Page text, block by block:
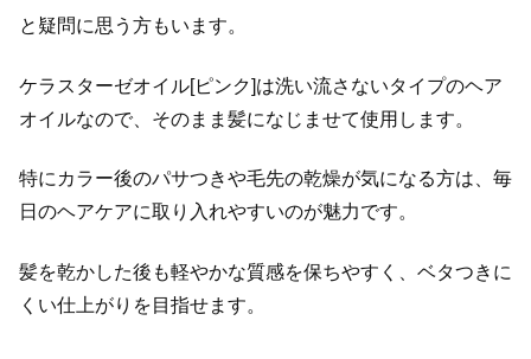
と疑問に思う方もいます。
ケラスターゼオイル[ピンク]は洗い流さないタイプのヘア
オイルなので、そのまま髪になじませて使用します。
特にカラー後のパサつきや毛先の乾燥が気になる方は、毎
日のヘアケアに取り入れやすいのが魅力です。
髪を乾かした後も軽やかな質感を保ちやすく、ベタつきに
くい仕上がりを目指せます。